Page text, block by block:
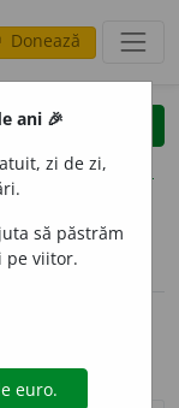
Donează
clear
opțiuni
ani 🎉
zi de zi,
să păstrăm
pe viitor.